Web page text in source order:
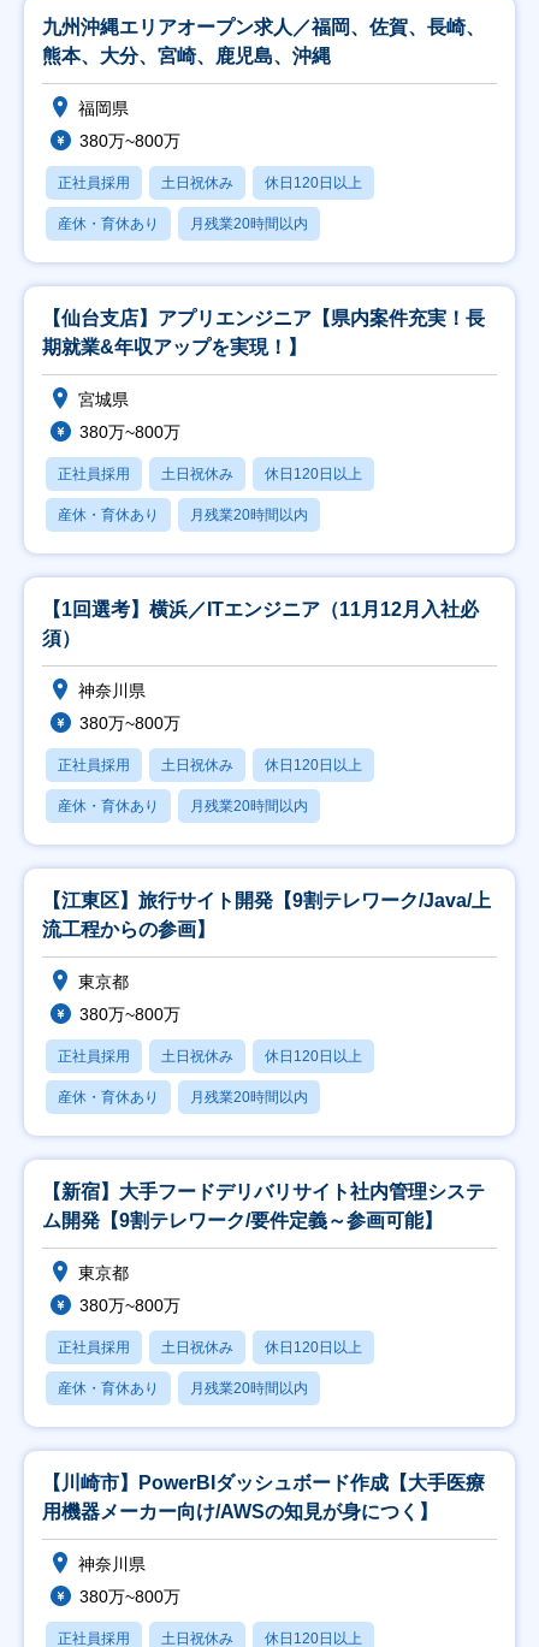
九州沖縄エリアオープン求人／福岡、佐賀、長崎、
熊本、大分、宮崎、鹿児島、沖縄
福岡県
380万~800万
正社員採用 土日祝休み 休日120日以上
産休・育休あり 月残業20時間以内
【仙台支店】アプリエンジニア【県内案件充実！長
期就業&年収アップを実現！】
宮城県
380万~800万
正社員採用 土日祝休み 休日120日以上
産休・育休あり 月残業20時間以内
【1回選考】横浜／ITエンジニア（11月12月入社必
須）
神奈川県
380万~800万
正社員採用 土日祝休み 休日120日以上
産休・育休あり 月残業20時間以内
【江東区】旅行サイト開発【9割テレワーク/Java/上
流工程からの参画】
東京都
380万~800万
正社員採用 土日祝休み 休日120日以上
産休・育休あり 月残業20時間以内
【新宿】大手フードデリバリサイト社内管理システ
ム開発【9割テレワーク/要件定義～参画可能】
東京都
380万~800万
正社員採用 土日祝休み 休日120日以上
産休・育休あり 月残業20時間以内
【川崎市】PowerBIダッシュボード作成【大手医療
用機器メーカー向け/AWSの知見が身につく】
神奈川県
380万~800万
正社員採用 土日祝休み 休日120日以上